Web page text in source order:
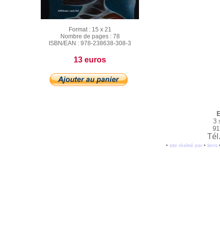
Format : 15 x 21
Nombre de pages : 78
ISBN/EAN : 978-238638-308-3
13 euros
3
• site réalisé par• liens